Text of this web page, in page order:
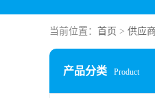
当前位置： 首页 > 供应
产品分类 Product